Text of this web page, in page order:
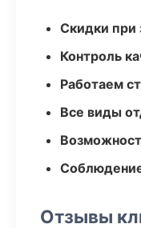
Скидки при
Контроль
Работаем
Все виды
Отзывы